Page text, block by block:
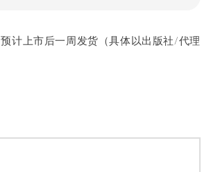
上市后一周发货（具体以出版社/代理